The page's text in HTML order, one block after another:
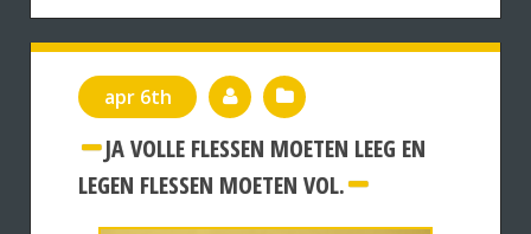
apr 6th
JA VOLLE FLESSEN MOETEN LEEG EN
LEGEN FLESSEN MOETEN VOL.